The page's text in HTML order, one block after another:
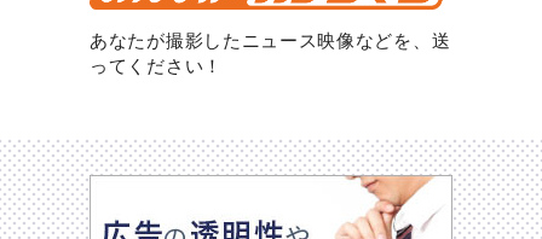
あなたが撮影したニュース映像などを、送
ってください！